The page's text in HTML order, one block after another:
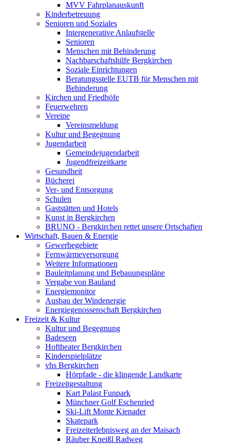
MVV Fahrplanauskunft
Kinderbetreuung
Senioren und Soziales
Intergenerative Anlaufstelle
Senioren
Menschen mit Behinderung
Nachbarschaftshilfe Bergkirchen
Soziale Einrichtungen
Beratungsstelle EUTB für Menschen mit
Behinderung
Kirchen und Friedhöfe
Feuerwehren
Vereine
Vereinsmeldung
Kultur und Begegnung
Jugendarbeit
Gemeindejugendarbeit
Jugendfreizeitkarte
Gesundheit
Bücherei
Ver- und Entsorgung
Schulen
Gaststätten und Hotels
Kunst in Bergkirchen
BRUNO - Bergkirchen rettet unsere Ortschaften
Wirtschaft, Bauen & Energie
Gewerbegebiete
Fernwärmeversorgung
Weitere Informationen
Bauleitplanung und Bebauungspläne
Vergabe von Bauland
Energiemonitor
Ausbau der Windenergie
Energiegenossenschaft Bergkirchen
Freizeit & Kultur
Kultur und Begegnung
Badeseen
Hoftheater Bergkirchen
Kinderspielplätze
vhs Bergkirchen
Hörpfade - die klingende Landkarte
Freizeitgestaltung
Kart Palast Funpark
Münchner Golf Eschenried
Ski-Lift Monte Kienader
Skatepark
Freizeiterlebnisweg an der Maisach
Räuber Kneißl Radweg